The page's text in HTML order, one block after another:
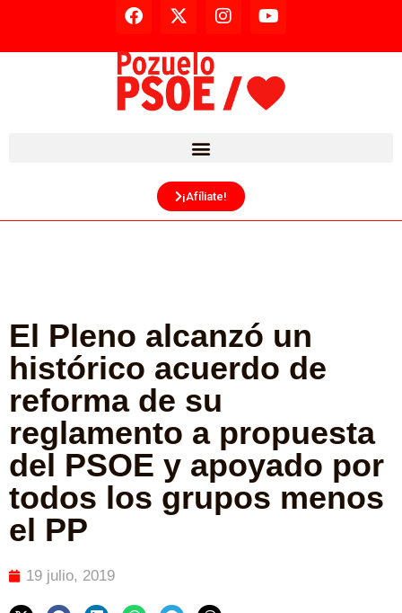
¡Afíliate!
El Pleno alcanzó un
histórico acuerdo de
reforma de su
reglamento a propuesta
del PSOE y apoyado por
todos los grupos menos
el PP
19 julio, 2019